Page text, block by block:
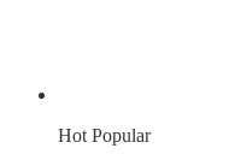
HotPopular